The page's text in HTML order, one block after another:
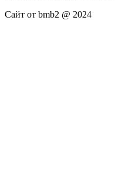
Сайт от bmb2 @ 2024